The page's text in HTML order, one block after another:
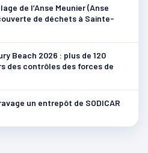
de l’Anse Meunier (Anse
de déchets à Sainte-
Beach 2026 : plus de 120
des contrôles des forces de
un entrepôt de SODICAR